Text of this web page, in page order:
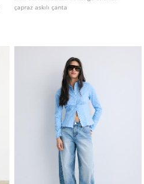
çapraz askılı çanta